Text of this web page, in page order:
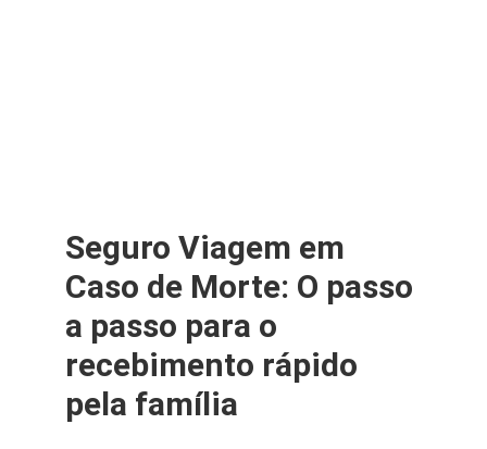
Seguro Viagem em
Caso de Morte: O passo
a passo para o
recebimento rápido
pela família